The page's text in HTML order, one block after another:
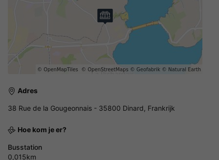
Adres
38 Rue de la Gougeonnais - 35800 Dinard, Frankrijk
Hoe kom je er?
Busstation
0,015km